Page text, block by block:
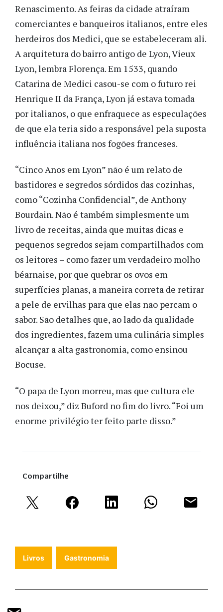
Renascimento. As feiras da cidade atraíram
comerciantes e banqueiros italianos, entre eles
herdeiros dos Medici, que se estabeleceram ali.
A arquitetura do bairro antigo de Lyon, Vieux
Lyon, lembra Florença. Em 1533, quando
Catarina de Medici casou-se com o futuro rei
Henrique II da França, Lyon já estava tomada
por italianos, o que enfraquece as especulações
de que ela teria sido a responsável pela suposta
influência italiana nos fogões franceses.
“Cinco Anos em Lyon” não é um relato de
bastidores e segredos sórdidos das cozinhas,
como “Cozinha Confidencial”, de Anthony
Bourdain. Não é também simplesmente um
livro de receitas, ainda que muitas dicas e
pequenos segredos sejam compartilhados com
os leitores – como fazer um verdadeiro molho
béarnaise, por que quebrar os ovos em
superfícies planas, a maneira correta de retirar
a pele de ervilhas para que elas não percam o
sabor. São detalhes que, ao lado da qualidade
dos ingredientes, fazem uma culinária simples
alcançar a alta gastronomia, como ensinou
Bocuse.
“O papa de Lyon morreu, mas que cultura ele
nos deixou,” diz Buford no fim do livro. “Foi um
enorme privilégio ter feito parte disso.”
Compartilhe
Livros Gastronomia